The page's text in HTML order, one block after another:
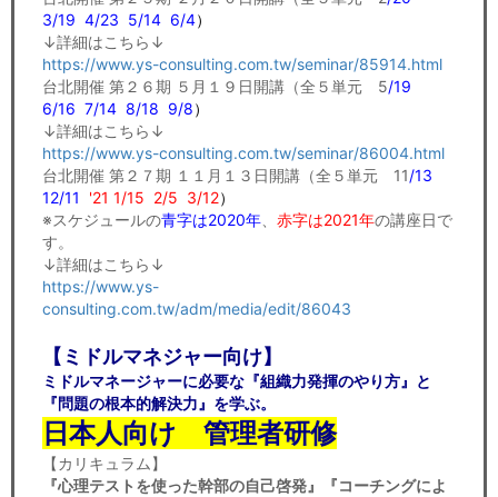
3/19 4/23 5/14 6/4）
↓詳細はこちら↓
https://www.ys-consulting.com.tw/seminar/85914.html
台北開催 第２６期 ５月１９日開講（全５単元 5/19
6/16 7/14 8/18 9/8）
↓詳細はこちら↓
https://www.ys-consulting.com.tw/seminar/86004.html
台北開催 第２７期 １１月１３日開講（全５単元 11/13
12/11 '21 1/15 2/5 3/12）
※スケジュールの青字は2020年 赤字は2021年の講座日で
す。
↓詳細はこちら↓
https://www.ys-
consulting.com.tw/adm/media/edit/86043
【ミドルマネジャー向け】
ミドルマネージャーに必要な『組織力発揮のやり方』と
『問題の根本的解決力』を学ぶ。
日本人向け 管理者研修
【カリキュラム】
『心理テストを使った幹部の自己啓発』『コーチングによ